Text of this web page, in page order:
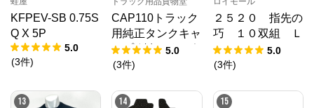
KFPEV-SB 0.75S
Q X 5P
5.0
(3件)
CAP110トラック
用純正タンクキャ
ップ(鍵無)ガッポ
アルミタンク用8
5.0
(3件)
２５２０ 指先の
巧 １０双組 Ｌ
Ｌ
5.0
(3件)
13 14 15